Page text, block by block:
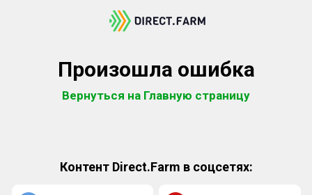
Произошла ошибка
Вернуться на Главную страницу
Контент Direct.Farm в соцсетях: